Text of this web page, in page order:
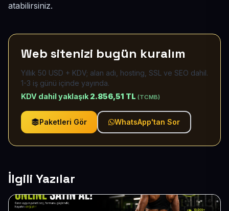
atabilirsiniz.
Web sitenizi bugün kuralım
Yıllık 50 USD + KDV; alan adı, hosting, SSL ve SEO dahil.
1-3 iş günü içinde yayında.
KDV dahil yaklaşık 2.856,51 TL (TCMB)
Paketleri Gör WhatsApp'tan Sor
İlgili Yazılar